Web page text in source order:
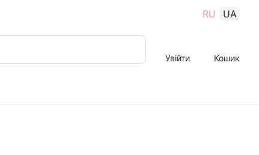
RU UA
Увійти Кошик